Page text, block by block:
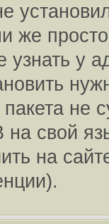
же
узнать у
пакета
на свой
на